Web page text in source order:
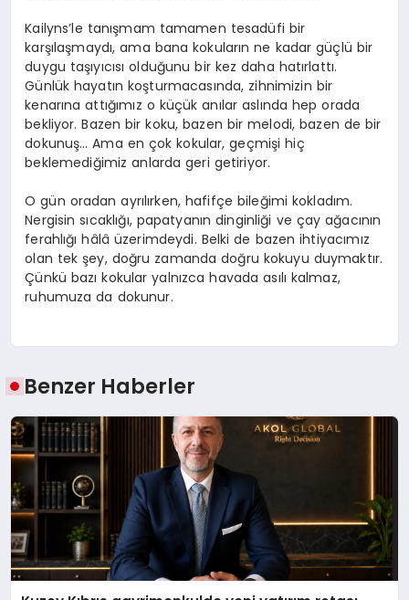
Kailyns’le tanışmam tamamen tesadüfi bir
karşılaşmaydı, ama bana kokuların ne kadar güçlü bir
duygu taşıyıcısı olduğunu bir kez daha hatırlattı.
Günlük hayatın koşturmacasında, zihnimizin bir
kenarına attığımız o küçük anılar aslında hep orada
bekliyor. Bazen bir koku, bazen bir melodi, bazen de bir
dokunuş… Ama en çok kokular, geçmişi hiç
beklemediğimiz anlarda geri getiriyor.
O gün oradan ayrılırken, hafifçe bileğimi kokladım.
Nergisin sıcaklığı, papatyanın dinginliği ve çay ağacının
ferahlığı hâlâ üzerimdeydi. Belki de bazen ihtiyacımız
olan tek şey, doğru zamanda doğru kokuyu duymaktır.
Çünkü bazı kokular yalnızca havada asılı kalmaz,
ruhumuza da dokunur.
Benzer Haberler